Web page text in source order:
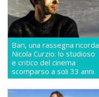
Bari, una rassegna ricorda
Nicola Curzio: lo studioso
e critico del cinema
scomparso a soli 33 anni